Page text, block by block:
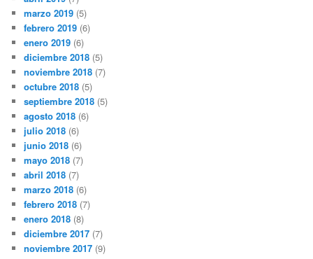
marzo 2019 (5)
febrero 2019 (6)
enero 2019 (6)
diciembre 2018 (5)
noviembre 2018 (7)
octubre 2018 (5)
septiembre 2018 (5)
agosto 2018 (6)
julio 2018 (6)
junio 2018 (6)
mayo 2018 (7)
abril 2018 (7)
marzo 2018 (6)
febrero 2018 (7)
enero 2018 (8)
diciembre 2017 (7)
noviembre 2017 (9)